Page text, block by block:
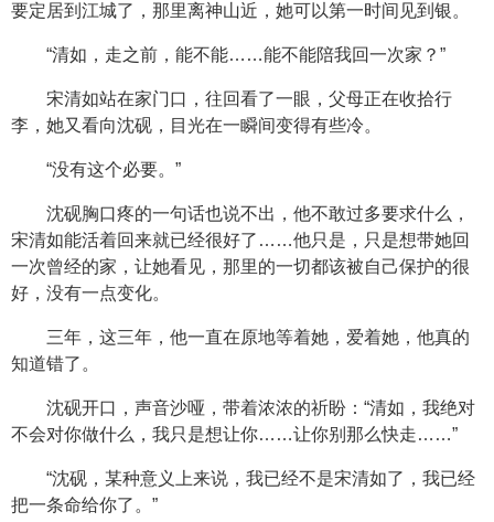
要定居到江城了，那里离神山近，她可以第一时间见到银。
“清如，走之前，能不能……能不能陪我回一次家？”
宋清如站在家门口，往回看了一眼，父母正在收拾行
李，她又看向沈砚，目光在一瞬间变得有些冷。
“没有这个必要。”
沈砚胸口疼的一句话也说不出，他不敢过多要求什么，
宋清如能活着回来就已经很好了……他只是，只是想带她回
一次曾经的家，让她看见，那里的一切都该被自己保护的很
好，没有一点变化。
三年，这三年，他一直在原地等着她，爱着她，他真的
知道错了。
沈砚开口，声音沙哑，带着浓浓的祈盼：“清如，我绝对
不会对你做什么，我只是想让你……让你别那么快走……”
“沈砚，某种意义上来说，我已经不是宋清如了，我已经
把一条命给你了。”